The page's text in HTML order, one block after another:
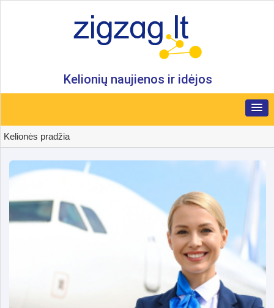
Kelionių naujienos ir idėjos
Kelionės pradžia